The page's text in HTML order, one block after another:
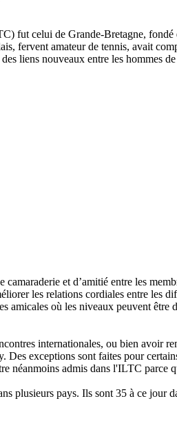
celui de Grande-Bretagne,
fervent amateur de tennis, avait
liens nouveaux entre les hommes
et d’amitié entre les
les relations cordiales entre les
où les niveaux peuvent
internationales, ou bien avoir
exceptions sont faites pour
néanmoins admis dans l'ILTC
plusieurs pays. Ils sont 35 à ce